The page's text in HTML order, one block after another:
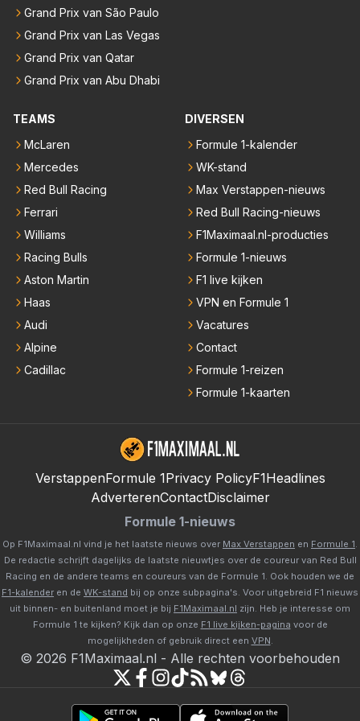
Grand Prix van São Paulo
Grand Prix van Las Vegas
Grand Prix van Qatar
Grand Prix van Abu Dhabi
TEAMS
McLaren
Mercedes
Red Bull Racing
Ferrari
Williams
Racing Bulls
Aston Martin
Haas
Audi
Alpine
Cadillac
DIVERSEN
Formule 1-kalender
WK-stand
Max Verstappen-nieuws
Red Bull Racing-nieuws
F1Maximaal.nl-producties
Formule 1-nieuws
F1 live kijken
VPN en Formule 1
Vacatures
Contact
Formule 1-reizen
Formule 1-kaarten
VerstappenFormule 1Privacy PolicyF1Headlines
AdverterenContactDisclaimer
Formule 1-nieuws
Op F1Maximaal.nl vind je het laatste nieuws over Max Verstappen en Formule 1
De redactie schrijft dagelijks de laatste nieuwtjes over de coureur van Red Bull
Racing en de andere teams en coureurs van de Formule 1. Ook houden we de
F1-kalender en de WK-stand bij op onze subpagina's. Voor uitgebreid F1 nieuws
uit binnen- en buitenland moet je bij F1Maximaal.nl zijn. Heb je interesse om
Formule 1 te kijken? Kijk dan op onze F1 live kijken-pagina voor de
mogelijkheden of gebruik direct een VPN
© 2026 F1Maximaal.nl - Alle rechten voorbehouden